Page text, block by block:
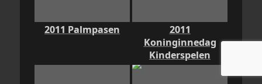
2011 Palmpasen
2011
Koninginnedag
Kinderspelen